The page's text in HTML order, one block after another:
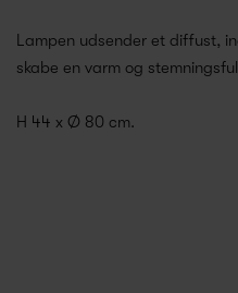
Lampen udsender et diffust,
skabe en varm og
H 44 x Ø 80 cm.